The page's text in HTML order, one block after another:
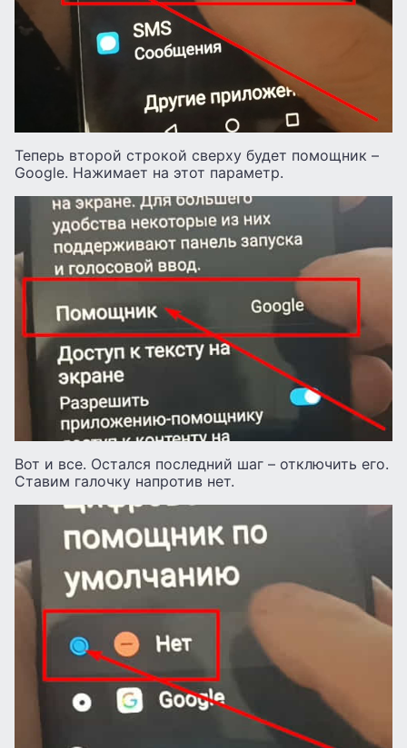
Теперь второй строкой сверху будет помощник –
Google. Нажимает на этот параметр.
Вот и все. Остался последний шаг – отключить его.
Ставим галочку напротив нет.